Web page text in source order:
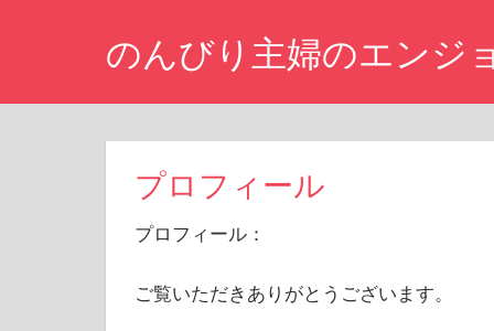
ン
のんびり主婦のエンジ
を
プロフィール
プロフィール：
ご覧いただきありがとうございます。